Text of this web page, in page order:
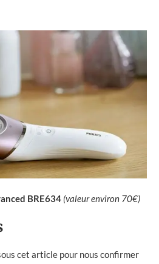
BRE634 (valeur environ 70€)
cet article pour nous confirmer